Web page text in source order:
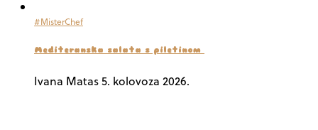
#MisterChef
Mediteranska salata s piletinom
Ivana Matas5. kolovoza 2026.